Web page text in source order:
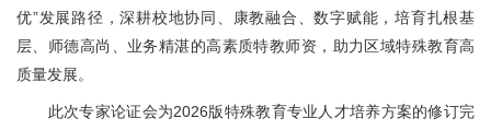
优”发展路径，深耕校地协同、康教融合、数字赋能，培育扎根基
层、师德高尚、业务精湛的高素质特教师资，助力区域特殊教育高
质量发展。
此次专家论证会为2026版特殊教育专业人才培养方案的修订完